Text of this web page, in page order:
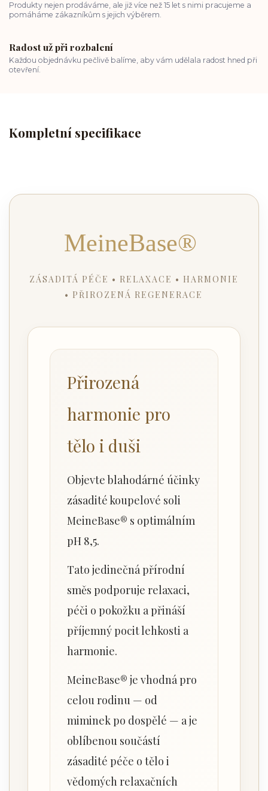
Produkty nejen prodáváme, ale již více než 15 let s nimi pracujeme a
pomáháme zákazníkům s jejich výběrem.
Radost už při rozbalení
Každou objednávku pečlivě balíme, aby vám udělala radost hned při
otevření.
Kompletní specifikace
MeineBase®
ZÁSADITÁ PÉČE • RELAXACE • HARMONIE
• PŘIROZENÁ REGENERACE
Přirozená
harmonie pro
tělo i duši
Objevte blahodárné účinky
zásadité koupelové soli
MeineBase® s optimálním
pH 8,5.
Tato jedinečná přírodní
směs podporuje relaxaci,
péči o pokožku a přináší
příjemný pocit lehkosti a
harmonie.
MeineBase® je vhodná pro
celou rodinu — od
miminek po dospělé — a je
oblíbenou součástí
zásadité péče o tělo i
vědomých relaxačních